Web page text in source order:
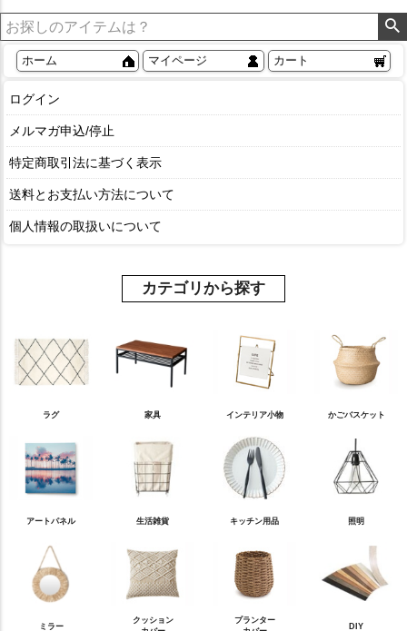
ホーム マイページ カート
ログイン
メルマガ申込/停止
特定商取引法に基づく表示
送料とお支払い方法について
個人情報の取扱いについて
カテゴリから探す
ラグ 家具 インテリア小物 かごバスケット
アートパネル 生活雑貨 キッチン用品 照明
ミラー
クッション
プランター
DIY